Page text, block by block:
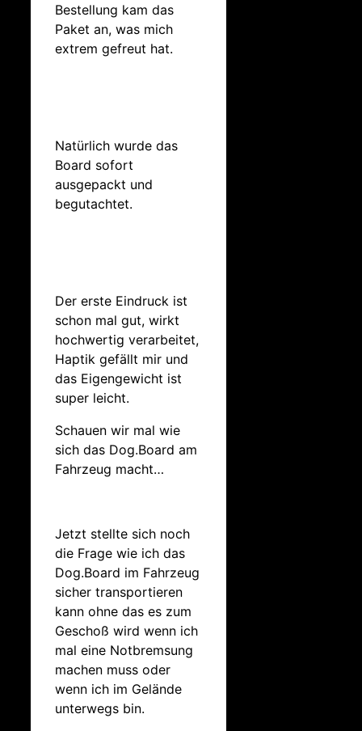
Bestellung kam das
Paket an, was mich
extrem gefreut hat.
Natürlich wurde das
Board sofort
ausgepackt und
begutachtet.
Der erste Eindruck ist
schon mal gut, wirkt
hochwertig verarbeitet,
Haptik gefällt mir und
das Eigengewicht ist
super leicht.
Schauen wir mal wie
sich das Dog.Board am
Fahrzeug macht…
Jetzt stellte sich noch
die Frage wie ich das
Dog.Board im Fahrzeug
sicher transportieren
kann ohne das es zum
Geschoß wird wenn ich
mal eine Notbremsung
machen muss oder
wenn ich im Gelände
unterwegs bin.